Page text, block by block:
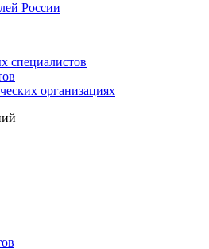
России
специалистов
организациях